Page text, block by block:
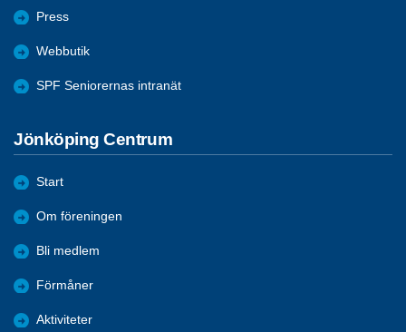
Press
Webbutik
SPF Seniorernas intranät
Jönköping Centrum
Start
Om föreningen
Bli medlem
Förmåner
Aktiviteter